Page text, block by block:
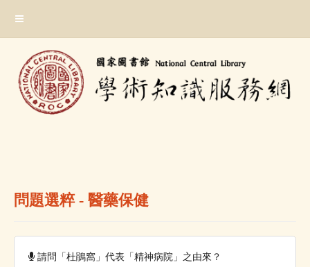
主
問題選粹 - 醫藥保健
請問「杜鵑窩」代表「精神病院」之由來？